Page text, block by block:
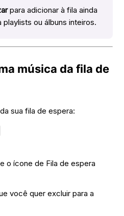
para adicionar à fila ainda
ou álbuns inteiros.
música da fila de
sua fila de espera:
o ícone de Fila de espera
você quer excluir para a